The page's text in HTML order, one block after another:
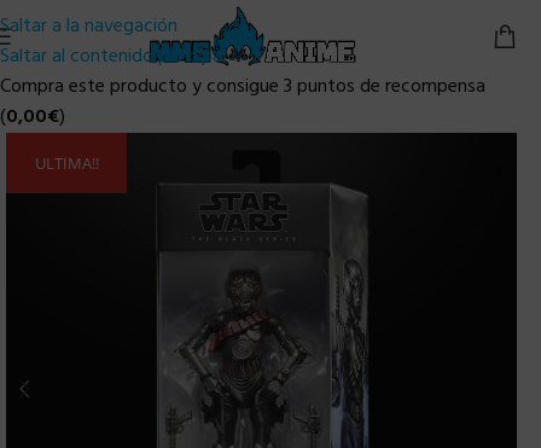
Saltar a la navegación
Saltar al contenido principal
Compra este producto y consigue 3 puntos de recompensa
(0,00€)
ULTIMA!!